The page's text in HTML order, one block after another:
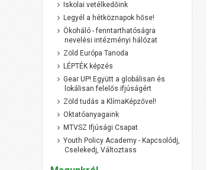
Iskolai vetélkedőink
Legyél a hétköznapok hőse!
Ökoháló - fenntarthatóságra
nevelési intézményi hálózat
Zöld Európa Tanoda
LÉPTÉK képzés
Gear UP! Együtt a globálisan és
lokálisan felelős ifjúságért
Zöld tudás a KlímaKépzővel!
Oktatóanyagaink
MTVSZ Ifjúsági Csapat
Youth Policy Academy - Kapcsolódj,
Cselekedj, Változtass